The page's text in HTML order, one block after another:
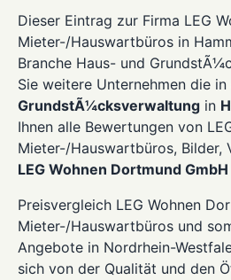
Dieser Eintrag zur Firma LEG
Mieter-/Hauswartbüros in
Branche Haus- und
Sie weitere Unternehmen die
GrundstÃ¼cksverwaltung in
Ihnen alle Bewertungen von
Mieter-/Hauswartbüros, Bilder,
LEG Wohnen Dortmund
Preisvergleich LEG Wohnen
Mieter-/Hauswartbüros und
Angebote in Nordrhein-
sich von der Qualität und den